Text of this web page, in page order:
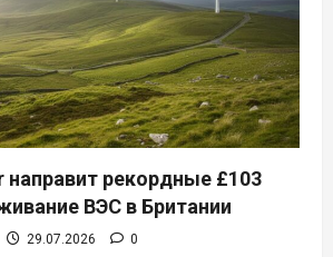
направит рекордные £103
ВЭС в Британии
29.07.2026 0